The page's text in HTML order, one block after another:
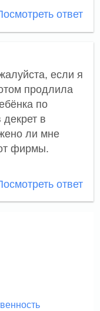
ответ
если я
продлила
по
в
ли мне
фирмы.
ответ